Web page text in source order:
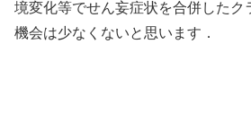
境変化等でせん妄症状を合併したク
機会は少なくないと思います．